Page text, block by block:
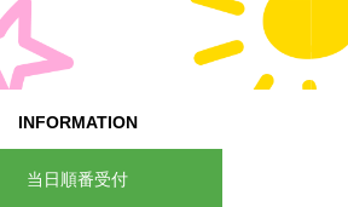
INFORMATION
当日順番受付